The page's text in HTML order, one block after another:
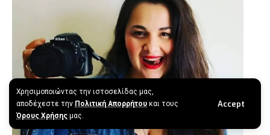
Χρησιμοποιώντας την ιστοσελίδας μας,
αποδέχεστε την Πολιτική Απορρήτου και τους
Όρους Χρήσης μας.
Accept